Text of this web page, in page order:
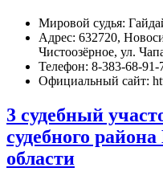
Мировой судья:
Адрес: 632720,
Чистоозёрное, ул.
Телефон: 8-383-68-91-
Официальный сайт:
3 судебный
судебного
области